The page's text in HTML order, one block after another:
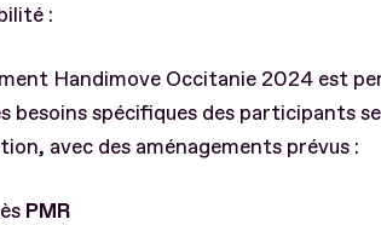
:
Handimove Occitanie 2024 est
besoins spécifiques des participants
avec des aménagements prévus :
PMR